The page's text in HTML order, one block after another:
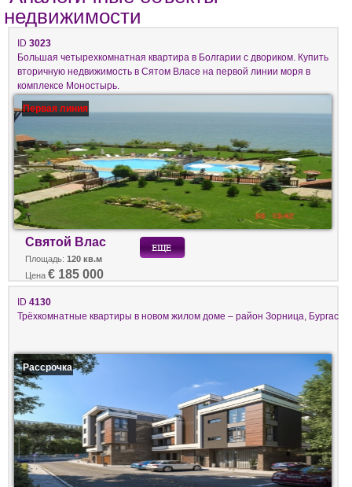
недвижимости
ID 3023
Большая четырехкомнатная квартира в Болгарии с двориком. Купить
вторичную недвижимость в Сятом Власе на первой линии моря в
комплексе Моностырь.
Первая линия
Святой Влас
Площадь: 120 кв.м
Цена € 185 000
ID 4130
Трёхкомнатные квартиры в новом жилом доме – район Зорница, Бургас
Рассрочка